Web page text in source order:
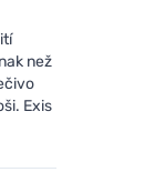
než
Exis